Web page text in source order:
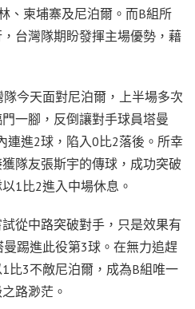
、柬埔寨及尼泊爾。而B組所
台灣隊期盼發揮主場優勢，藉
今天面對尼泊爾，上半場多次
一腳，反倒讓對手球員塔曼
連進2球，陷入0比2落後。所幸
隊友張斯宇的傳球，成功突破
1比2進入中場休息。
從中路突破對手，只是效果有
踢進此役第3球。在無力追趕
比3不敵尼泊爾，成為B組唯一
路渺茫。